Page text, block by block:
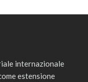
internazionale
estensione